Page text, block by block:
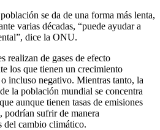
se da de una forma más lenta,
varias décadas, “puede ayudar a
dice la ONU.
realizan de gases de efecto
los que tienen un crecimiento
incluso negativo. Mientras tanto, la
la población mundial se concentra
aunque tienen tasas de emisiones
podrían sufrir de manera
del cambio climático.